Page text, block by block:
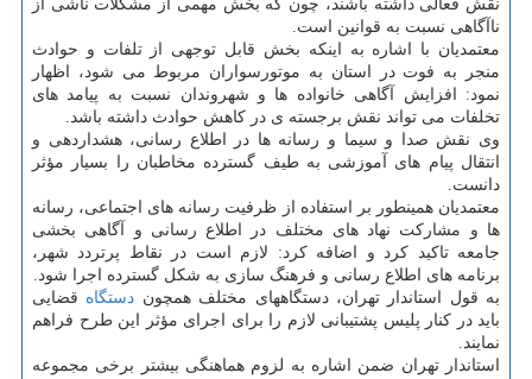
نقش فعالی داشته باشند، چون که بخش مهمی از مشکلات ناشی از
ناآگاهی نسبت به قوانین است.
معتمدیان با اشاره به اینکه بخش قابل توجهی از تلفات و حوادث
منجر به فوت در استان به موتورسواران مربوط می شود، اظهار
نمود: افزایش آگاهی خانواده ها و شهروندان نسبت به پیامد های
تخلفات می تواند نقش برجسته ی در کاهش حوادث داشته باشد.
وی نقش صدا و سیما و رسانه ها در اطلاع رسانی، هشداردهی و
انتقال پیام های آموزشی به طیف گسترده مخاطبان را بسیار مؤثر
دانست.
معتمدیان همینطور بر استفاده از ظرفیت رسانه های اجتماعی، رسانه
ها و مشارکت نهاد های مختلف در اطلاع رسانی و آگاهی بخشی
جامعه تاکید کرد و اضافه کرد: لازم است در نقاط پرتردد شهر،
برنامه های اطلاع رسانی و فرهنگ سازی به شکل گسترده اجرا شود.
به قول استاندار تهران، دستگاههای مختلف همچون دستگاه قضایی
باید در کنار پلیس پشتیبانی لازم را برای اجرای مؤثر این طرح فراهم
نمایند.
استاندار تهران ضمن اشاره به لزوم هماهنگی بیشتر برخی مجموعه